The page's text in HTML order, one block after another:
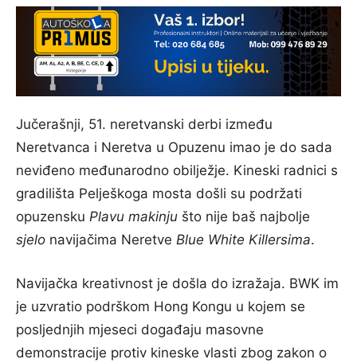
Jučerašnji, 51. neretvanski derbi između
Neretvanca i Neretva u Opuzenu imao je do sada
neviđeno međunarodno obilježje. Kineski radnici s
gradilišta Pelješkoga mosta došli su podržati
opuzensku Plavu makinju što nije baš najbolje
sjelo navijačima Neretve Blue White Killersima.
Navijačka kreativnost je došla do izražaja. BWK im
je uzvratio podrškom Hong Kongu u kojem se
posljednjih mjeseci događaju masovne
demonstracije protiv kineske vlasti zbog zakon o